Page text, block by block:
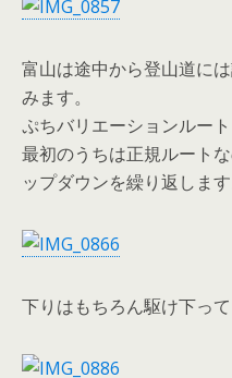
富山は途中から登山道に
みます。
ぷちバリエーションルー
最初のうちは正規ルート
ップダウンを繰り返します
下りはもちろん駆け下って